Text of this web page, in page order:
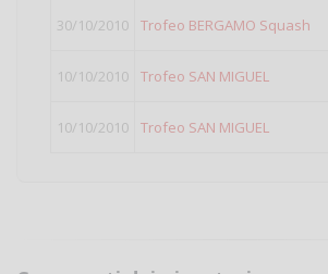
30/10/2010 Trofeo BERGAMO Squash
10/10/2010 Trofeo SAN MIGUEL
10/10/2010 Trofeo SAN MIGUEL